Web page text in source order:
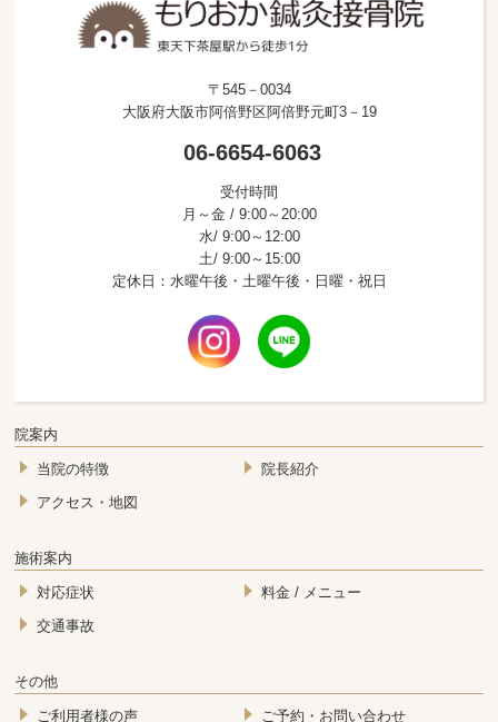
〒545－0034
大阪府大阪市阿倍野区阿倍野元町3－19
06-6654-6063
受付時間
月～金 / 9:00～20:00
水/ 9:00～12:00
土/ 9:00～15:00
定休日：水曜午後・土曜午後・日曜・祝日
院案内
当院の特徴
院長紹介
アクセス・地図
施術案内
対応症状
料金 / メニュー
交通事故
その他
ご利用者様の声 ご予約・お問い合わせ